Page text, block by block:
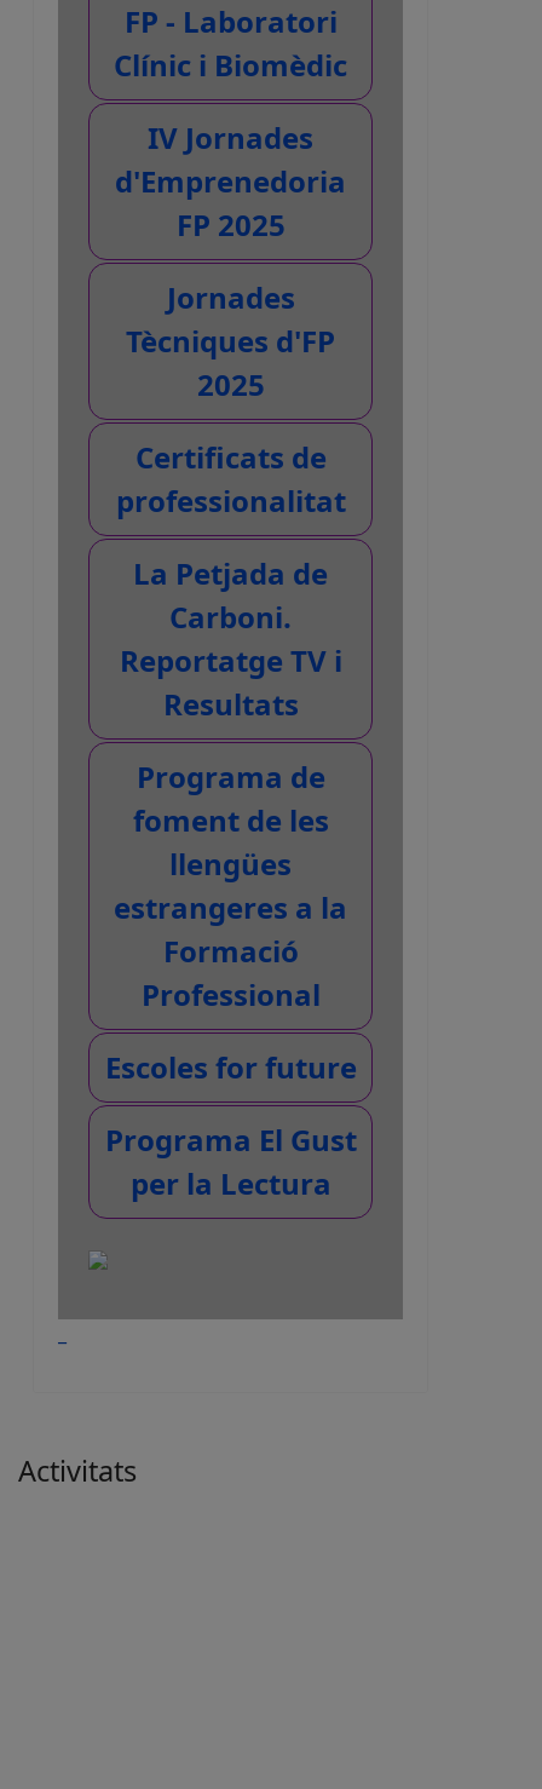
FP - Laboratori
Clínic i Biomèdic
IV Jornades
d'Emprenedoria
FP 2025
Jornades
Tècniques d'FP
2025
Certificats de
professionalitat
La Petjada de
Carboni.
Reportatge TV i
Resultats
Programa de
foment de les
llengües
estrangeres a la
Formació
Professional
Escoles for future
Programa El Gust
per la Lectura
Activitats